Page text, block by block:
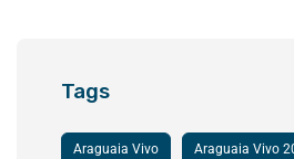
Tags
Araguaia Vivo Araguaia Vivo